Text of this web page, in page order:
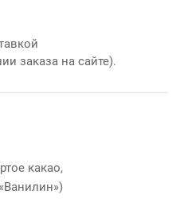
заказа на сайте).
какао,